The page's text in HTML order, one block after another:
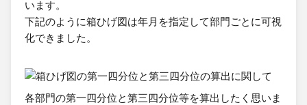
います。
下記のように箱ひげ図は年月を指定して部門ごとに可視
化できました。
各部門の第一四分位と第三四分位等を算出したく思いま